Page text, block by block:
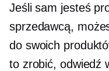
Jeśli sam jesteś
sprzedawcą,
do swoich
to zrobić, odwiedź